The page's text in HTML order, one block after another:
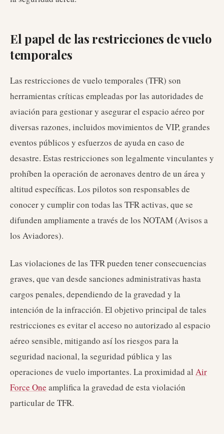
El papel de las restricciones de vuelo
temporales
Las restricciones de vuelo temporales (TFR) son
herramientas críticas empleadas por las autoridades de
aviación para gestionar y asegurar el espacio aéreo por
diversas razones, incluidos movimientos de VIP, grandes
eventos públicos y esfuerzos de ayuda en caso de
desastre. Estas restricciones son legalmente vinculantes y
prohíben la operación de aeronaves dentro de un área y
altitud específicas. Los pilotos son responsables de
conocer y cumplir con todas las TFR activas, que se
difunden ampliamente a través de los NOTAM (Avisos a
los Aviadores).
Las violaciones de las TFR pueden tener consecuencias
graves, que van desde sanciones administrativas hasta
cargos penales, dependiendo de la gravedad y la
intención de la infracción. El objetivo principal de tales
restricciones es evitar el acceso no autorizado al espacio
aéreo sensible, mitigando así los riesgos para la
seguridad nacional, la seguridad pública y las
operaciones de vuelo importantes. La proximidad al Air
Force One amplifica la gravedad de esta violación
particular de TFR.